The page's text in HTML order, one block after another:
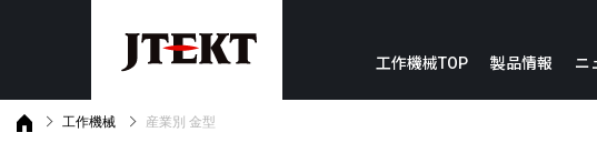
工作機械TOP 製品情報 ニ
工作機械 産業別 金型